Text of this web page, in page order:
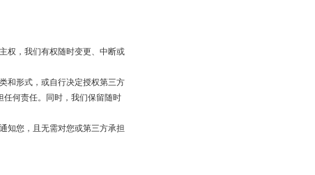
，我们有权随时变更、中断或
形式，或自行决定授权第三方
何责任。同时，我们保留随时
您，且无需对您或第三方承担